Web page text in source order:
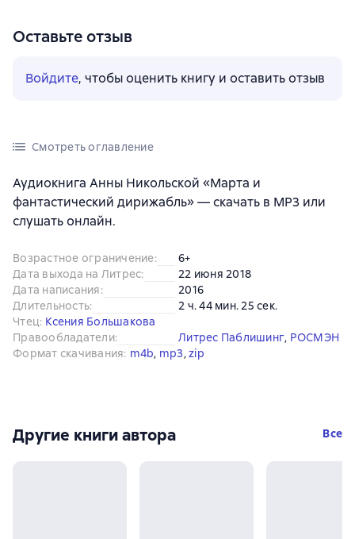
Оставьте отзыв
Войдите, чтобы оценить книгу и оставить отзыв
Смотреть оглавление
Аудиокнига Анны Никольской «Марта и
фантастический дирижабль» — скачать в MP3 или
слушать онлайн.
Возрастное ограничение:
6+
Дата выхода на Литрес:
22 июня 2018
Дата написания:
2016
Длительность:
2 ч. 44 мин. 25 сек.
Чтец: Ксения Большакова
Правообладатели: Литрес Паблишинг, РОСМЭН
Формат скачивания: m4b, mp3, zip
Другие книги автора Все